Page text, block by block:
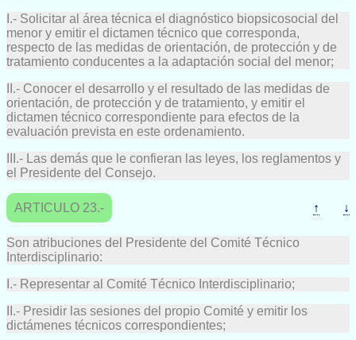
I.- Solicitar al área técnica el diagnóstico biopsicosocial del
menor y emitir el dictamen técnico que corresponda,
respecto de las medidas de orientación, de protección y de
tratamiento conducentes a la adaptación social del menor;
II.- Conocer el desarrollo y el resultado de las medidas de
orientación, de protección y de tratamiento, y emitir el
dictamen técnico correspondiente para efectos de la
evaluación prevista en este ordenamiento.
III.- Las demás que le confieran las leyes, los reglamentos y
el Presidente del Consejo.
ARTICULO 23.- ↑ ↓
Son atribuciones del Presidente del Comité Técnico
Interdisciplinario:
I.- Representar al Comité Técnico Interdisciplinario;
II.- Presidir las sesiones del propio Comité y emitir los
dictámenes técnicos correspondientes;